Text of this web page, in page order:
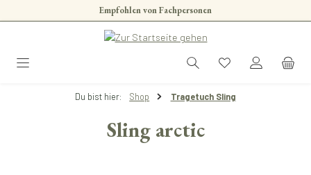
Zum Hauptinhalt springenEmpfohlen von Fachpersonen
Du bist hier: Shop Tragetuch Sling
Sling arctic